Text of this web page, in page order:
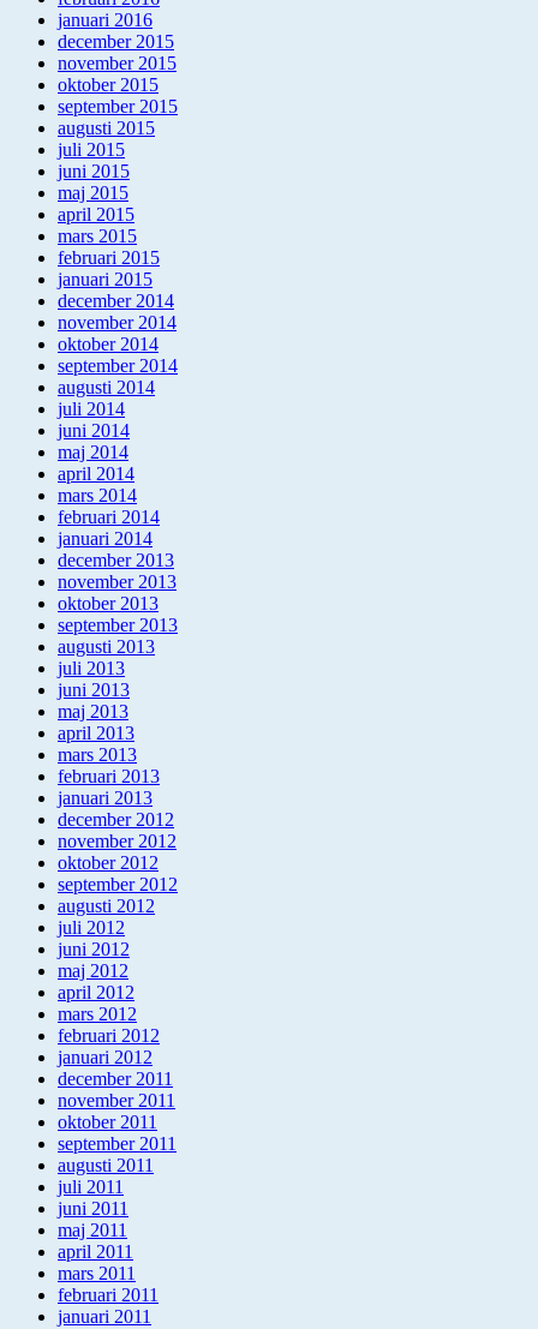
januari 2016
december 2015
november 2015
oktober 2015
september 2015
augusti 2015
juli 2015
juni 2015
maj 2015
april 2015
mars 2015
februari 2015
januari 2015
december 2014
november 2014
oktober 2014
september 2014
augusti 2014
juli 2014
juni 2014
maj 2014
april 2014
mars 2014
februari 2014
januari 2014
december 2013
november 2013
oktober 2013
september 2013
augusti 2013
juli 2013
juni 2013
maj 2013
april 2013
mars 2013
februari 2013
januari 2013
december 2012
november 2012
oktober 2012
september 2012
augusti 2012
juli 2012
juni 2012
maj 2012
april 2012
mars 2012
februari 2012
januari 2012
december 2011
november 2011
oktober 2011
september 2011
augusti 2011
juli 2011
juni 2011
maj 2011
april 2011
mars 2011
februari 2011
januari 2011